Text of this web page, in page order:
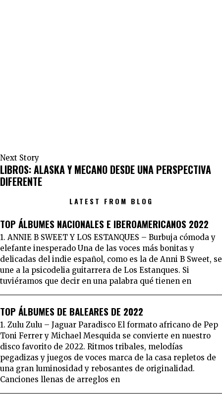
Next Story
LIBROS: ALASKA Y MECANO DESDE UNA PERSPECTIVA
DIFERENTE
LATEST FROM BLOG
TOP ÁLBUMES NACIONALES E IBEROAMERICANOS 2022
1. ANNIE B SWEET Y LOS ESTANQUES – Burbuja cómoda y
elefante inesperado Una de las voces más bonitas y
delicadas del indie español, como es la de Anni B Sweet, se
une a la psicodelia guitarrera de Los Estanques. Si
tuviéramos que decir en una palabra qué tienen en
TOP ÁLBUMES DE BALEARES DE 2022
1. Zulu Zulu – Jaguar Paradisco El formato africano de Pep
Toni Ferrer y Michael Mesquida se convierte en nuestro
disco favorito de 2022. Ritmos tribales, melodías
pegadizas y juegos de voces marca de la casa repletos de
una gran luminosidad y rebosantes de originalidad.
Canciones llenas de arreglos en